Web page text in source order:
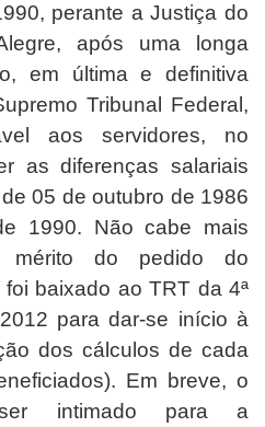
perante a Justiça do
após uma longa
em última e definitiva
Tribunal Federal,
aos servidores, no
as diferenças salariais
05 de outubro de 1986
1990. Não cabe mais
mérito do pedido do
baixado ao TRT da 4ª
para dar-se início à
dos cálculos de cada
Em breve, o
intimado para a